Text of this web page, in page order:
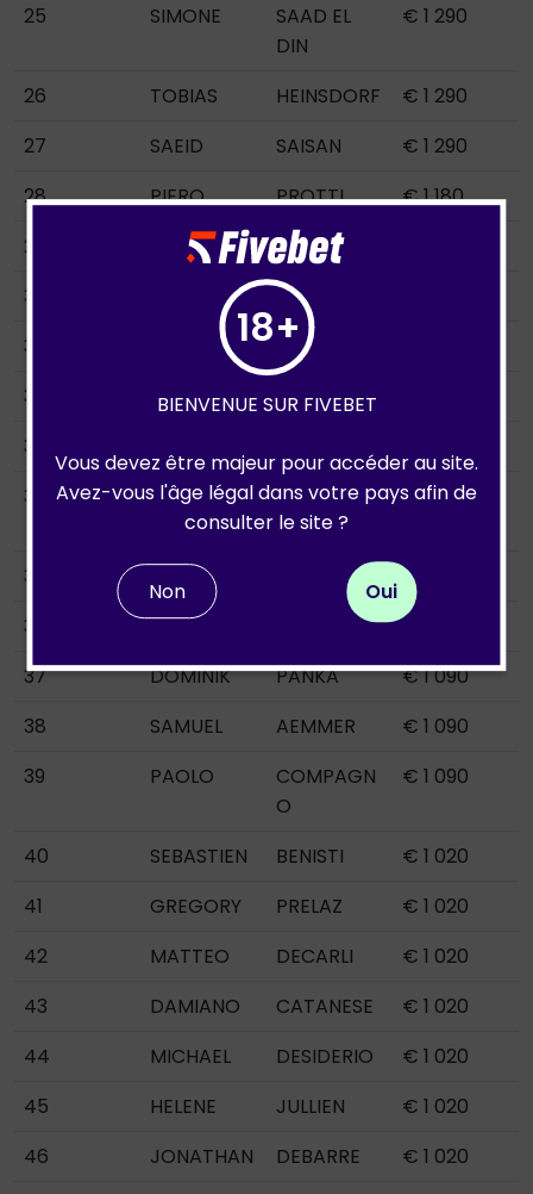
25
SIMONE
SAAD EL
DIN
€ 1 290
26 TOBIAS HEINSDORF
€ 1 290
27
SAEID SAISAN
€ 1 290
28
PIERO PROTTI
€ 1 180
29
RICCARDO CAMPANA
30
JULIA
31
SALA
32
KEVIN MONNIER
33
34
ALMIR
HASANOVI
C
€ 1 090
35 ZLATKO
€ 1 090
36
ALEXANDER
€ 1 090
37
DOMINIK PANKA
€ 1 090
38
SAMUEL AEMMER
€ 1 090
39
PAOLO
COMPAGN
O
€ 1 090
40 SEBASTIEN BENISTI
€ 1 020
41
GREGORY PRELAZ
€ 1 020
42
MATTEO DECARLI
€ 1 020
43
DAMIANO CATANESE
€ 1 020
44
MICHAEL DESIDERIO
€ 1 020
45
HELENE JULLIEN
€ 1 020
46
JONATHAN DEBARRE
€ 1 020
18+
BIENVENUE SUR FIVEBET
Vous devez être majeur pour accéder au site.
Avez-vous l'âge légal dans votre pays afin de
consulter le site ?
Non Oui